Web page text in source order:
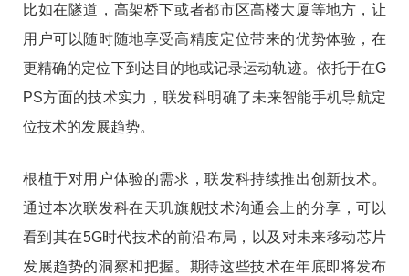
比如在隧道，高架桥下或者都市区高楼大厦等地方，让
用户可以随时随地享受高精度定位带来的优势体验，在
更精确的定位下到达目的地或记录运动轨迹。依托于在G
PS方面的技术实力，联发科明确了未来智能手机导航定
位技术的发展趋势。
根植于对用户体验的需求，联发科持续推出创新技术。
通过本次联发科在天玑旗舰技术沟通会上的分享，可以
看到其在5G时代技术的前沿布局，以及对未来移动芯片
发展趋势的洞察和把握。期待这些技术在年底即将发布